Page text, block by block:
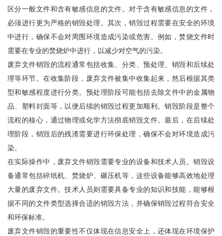
区分一般文件和含有敏感信息的文件。对于含有敏感信息的文件，
必须进行更为严格的销毁处理。其次，销毁过程需要在安全的环境
中进行，确保不会对周围环境造成污染或危害。例如，焚烧文件时
需要在专业的焚烧炉中进行，以减少对空气的污染。
废弃文件销毁的流程通常包括收集、分类、预处理、销毁和后续处
理等环节。在收集阶段，废弃文件被集中收集起来，然后根据其类
型和敏感程度进行分类。预处理阶段可能包括去除文件中的金属物
品、塑料封面等，以便后续的销毁过程更加顺利。销毁阶段是整个
流程的核心，通过物理或化学方法彻底销毁文件。最后，在后续处
理阶段，销毁后的残渣需要进行环保处理，确保不会对环境造成污
染。
在实际操作中，废弃文件销毁需要专业的设备和技术人员。销毁设
备通常包括碎纸机、焚烧炉、碾压机等，这些设备能够高效地处理
大量的废弃文件。技术人员则需要具备专业的知识和技能，能够根
据不同的文件类型选择合适的销毁方法，并确保销毁过程符合安全
和环保标准。
废弃文件销毁的重要性不仅体现在信息安全上，还体现在环境保护